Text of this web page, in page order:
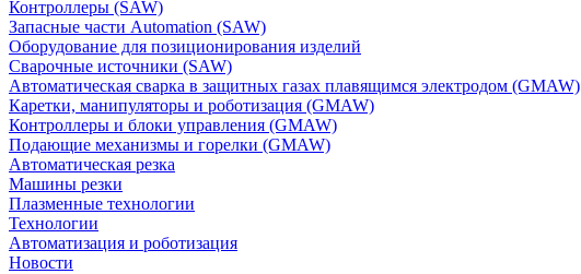
Контроллеры (SAW)
Запасные части Automation (SAW)
Оборудование для позиционирования изделий
Сварочные источники (SAW)
Автоматическая сварка в защитных газах плавящимся электродом (GMAW)
Каретки, манипуляторы и роботизация (GMAW)
Контроллеры и блоки управления (GMAW)
Подающие механизмы и горелки (GMAW)
Автоматическая резка
Машины резки
Плазменные технологии
Технологии
Автоматизация и роботизация
Новости